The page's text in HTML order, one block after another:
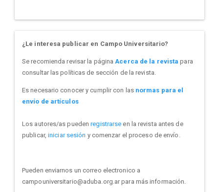
¿Le interesa publicar en Campo Universitario?
Se recomienda revisar la páginaAcerca de la revista para
consultar las políticas de sección de la revista.
Es necesario conocer y cumplir con las normas para el
envío de artículos
Los autores/as puedenregistrarse en la revista antes de
publicar, iniciar sesión y comenzar el proceso de envío.
Pueden enviarnos un correo electronico a
campouniversitario@aduba.org.ar para más información.